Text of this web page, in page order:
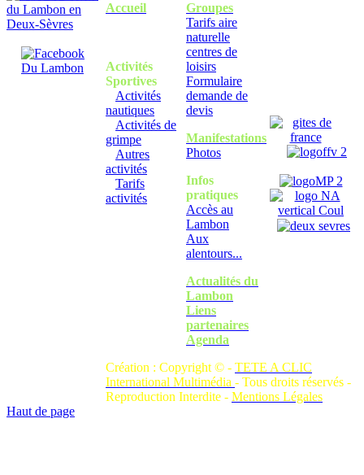
Accueil
Activités
Sportives
Activités
nautiques
Activités de
grimpe
Autres
activités
Tarifs
activités
Groupes
Tarifs aire
naturelle
centres de
loisirs
Formulaire
demande de
devis
Manifestations
Photos
Infos
pratiques
Accès au
Lambon
Aux
alentours...
Actualités du
Lambon
Liens
partenaires
Agenda
Création : Copyright © - TETE A CLIC
International Multimédia - Tous droits réservés -
Reproduction Interdite - Mentions Légales
Haut de page